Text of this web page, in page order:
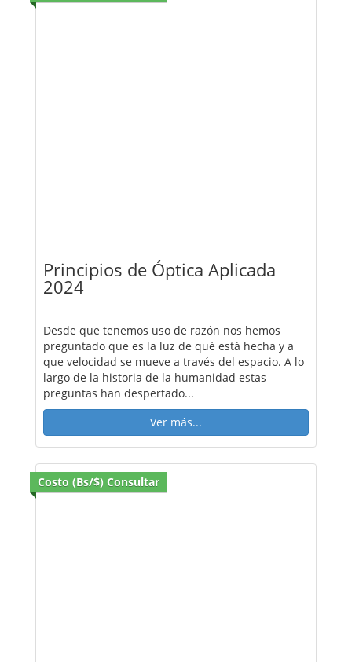
Principios de Óptica Aplicada
2024
Desde que tenemos uso de razón nos hemos
preguntado que es la luz de qué está hecha y a
que velocidad se mueve a través del espacio. A lo
largo de la historia de la humanidad estas
preguntas han despertado...
Ver más...
Costo (Bs/$) Consultar